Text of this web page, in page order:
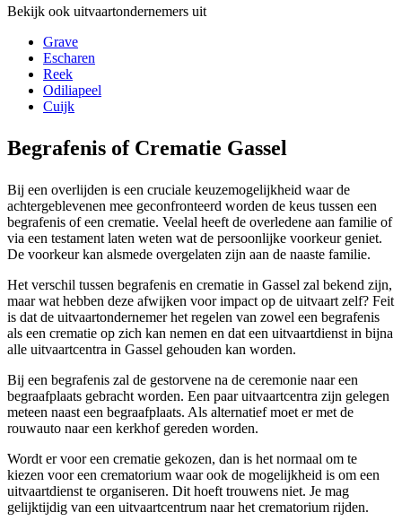
Bekijk ook uitvaartondernemers uit
Grave
Escharen
Reek
Odiliapeel
Cuijk
Begrafenis of Crematie Gassel
Bij een overlijden is een cruciale keuzemogelijkheid waar de
achtergeblevenen mee geconfronteerd worden de keus tussen een
begrafenis of een crematie. Veelal heeft de overledene aan familie of
via een testament laten weten wat de persoonlijke voorkeur geniet.
De voorkeur kan alsmede overgelaten zijn aan de naaste familie.
Het verschil tussen begrafenis en crematie in Gassel zal bekend zijn,
maar wat hebben deze afwijken voor impact op de uitvaart zelf? Feit
is dat de uitvaartondernemer het regelen van zowel een begrafenis
als een crematie op zich kan nemen en dat een uitvaartdienst in bijna
alle uitvaartcentra in Gassel gehouden kan worden.
Bij een begrafenis zal de gestorvene na de ceremonie naar een
begraafplaats gebracht worden. Een paar uitvaartcentra zijn gelegen
meteen naast een begraafplaats. Als alternatief moet er met de
rouwauto naar een kerkhof gereden worden.
Wordt er voor een crematie gekozen, dan is het normaal om te
kiezen voor een crematorium waar ook de mogelijkheid is om een
uitvaartdienst te organiseren. Dit hoeft trouwens niet. Je mag
gelijktijdig van een uitvaartcentrum naar het crematorium rijden.